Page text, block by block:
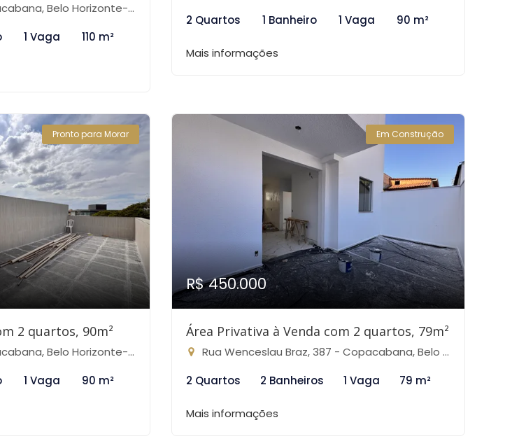
Belo Horizonte-MG
1 Vaga 110 m²
2 Quartos
1 Banheiro 1 Vaga 90 m²
Mais informações
Pronto para Morar
2 quartos, 90m²
Belo Horizonte-MG
1 Vaga 90 m²
Em Construção
R$ 450.000
Área Privativa à Venda com 2 quartos, 79m²
Rua Wenceslau Braz, 387 - Copacabana, Belo Horizonte-MG
2 Quartos
2 Banheiros 1 Vaga 79 m²
Mais informações